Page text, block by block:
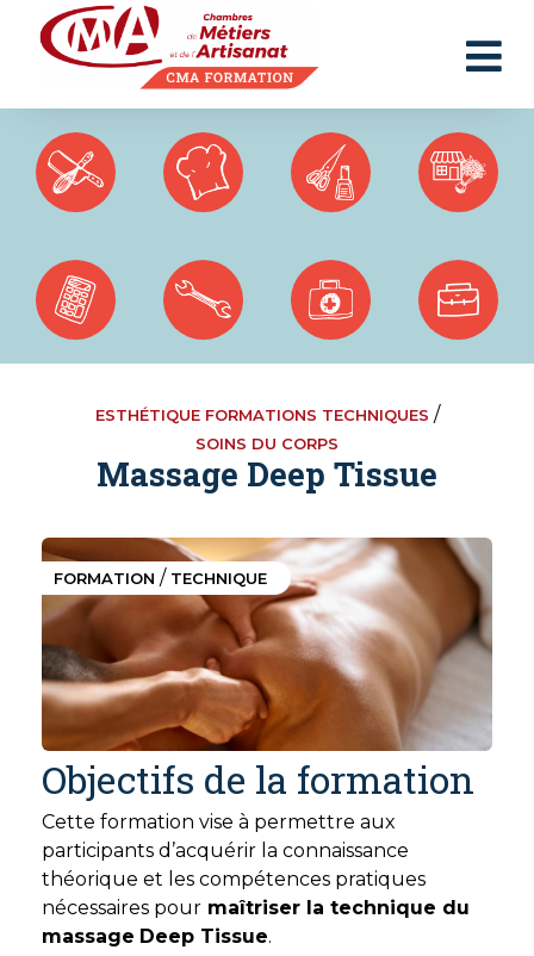
ESTHÉTIQUE FORMATIONS TECHNIQUES /
SOINS DU CORPS
Massage Deep Tissue
FORMATION / TECHNIQUE
Objectifs de la formation
Cette formation vise à permettre aux
participants d’acquérir la connaissance
théorique et les compétences pratiques
nécessaires pour maîtriser la technique du
massage Deep Tissue.
Panneau de gestion des cookies